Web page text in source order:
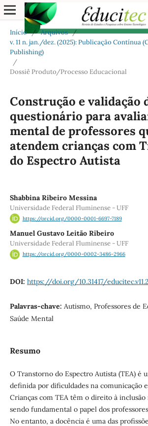
Início / Arquivos /
v. 11 n. jan./dez. (2025): Publicação Contínua
Publishing)
/
Dossiê Produto/Processo Educacional
Construção e validação
questionário para
mental de professores
atendem crianças com
do Espectro Autista
Shabbina Ribeiro Messina
Universidade Federal Fluminense - UFF
https://orcid.org/0000-0001-6697-7189
Manuel Gustavo Leitão Ribeiro
Universidade Federal Fluminense - UFF
https://orcid.org/0000-0002-3486-2966
DOI: https://doi.org/10.31417/
Palavras-chave: Autismo, Professores de
Saúde Mental
Resumo
O Transtorno do Espectro Autista (TEA) é
definida por dificuldades na comunicação
Crianças com TEA têm o direito à
sendo fundamental o papel dos
No entanto, a docência é uma das